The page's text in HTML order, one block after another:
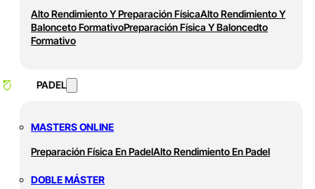
Alto Rendimiento Y Preparación FísicaAlto Rendimiento Y
Balonceto FormativoPreparación Física Y Baloncedto
Formativo
PADEL
MASTERS ONLINE
Preparación Física En PadelAlto Rendimiento En Padel
DOBLE MÁSTER